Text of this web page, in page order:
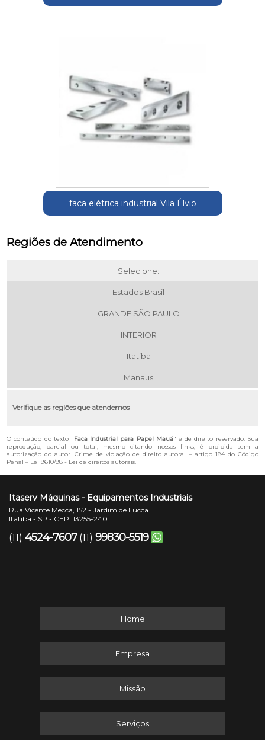
faca elétrica industrial Vila Élvio
Regiões de Atendimento
Selecione:
Estados Brasil
GRANDE SÃO PAULO
INTERIOR
Itatiba
Manaus
Verifique as regiões que atendemos
O conteúdo do texto "Faca Industrial para Papel Mauá" é de direito reservado. Sua
reprodução, parcial ou total, mesmo citando nossos links, é proibida sem a
autorização do autor. Crime de violação de direito autoral – artigo 184 do Código
Penal – Lei 9610/98 - Lei de direitos autorais.
Itaserv Máquinas - Equipamentos Industriais
Rua Vicente Mecca, 152 - Jardim de Lucca
Itatiba - SP - CEP: 13255-240
(11) 4524-7607 (11) 99830-5519
Home
Empresa
Missão
Serviços